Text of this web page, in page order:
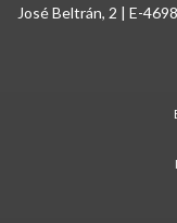
José Beltrán, 2 | E-